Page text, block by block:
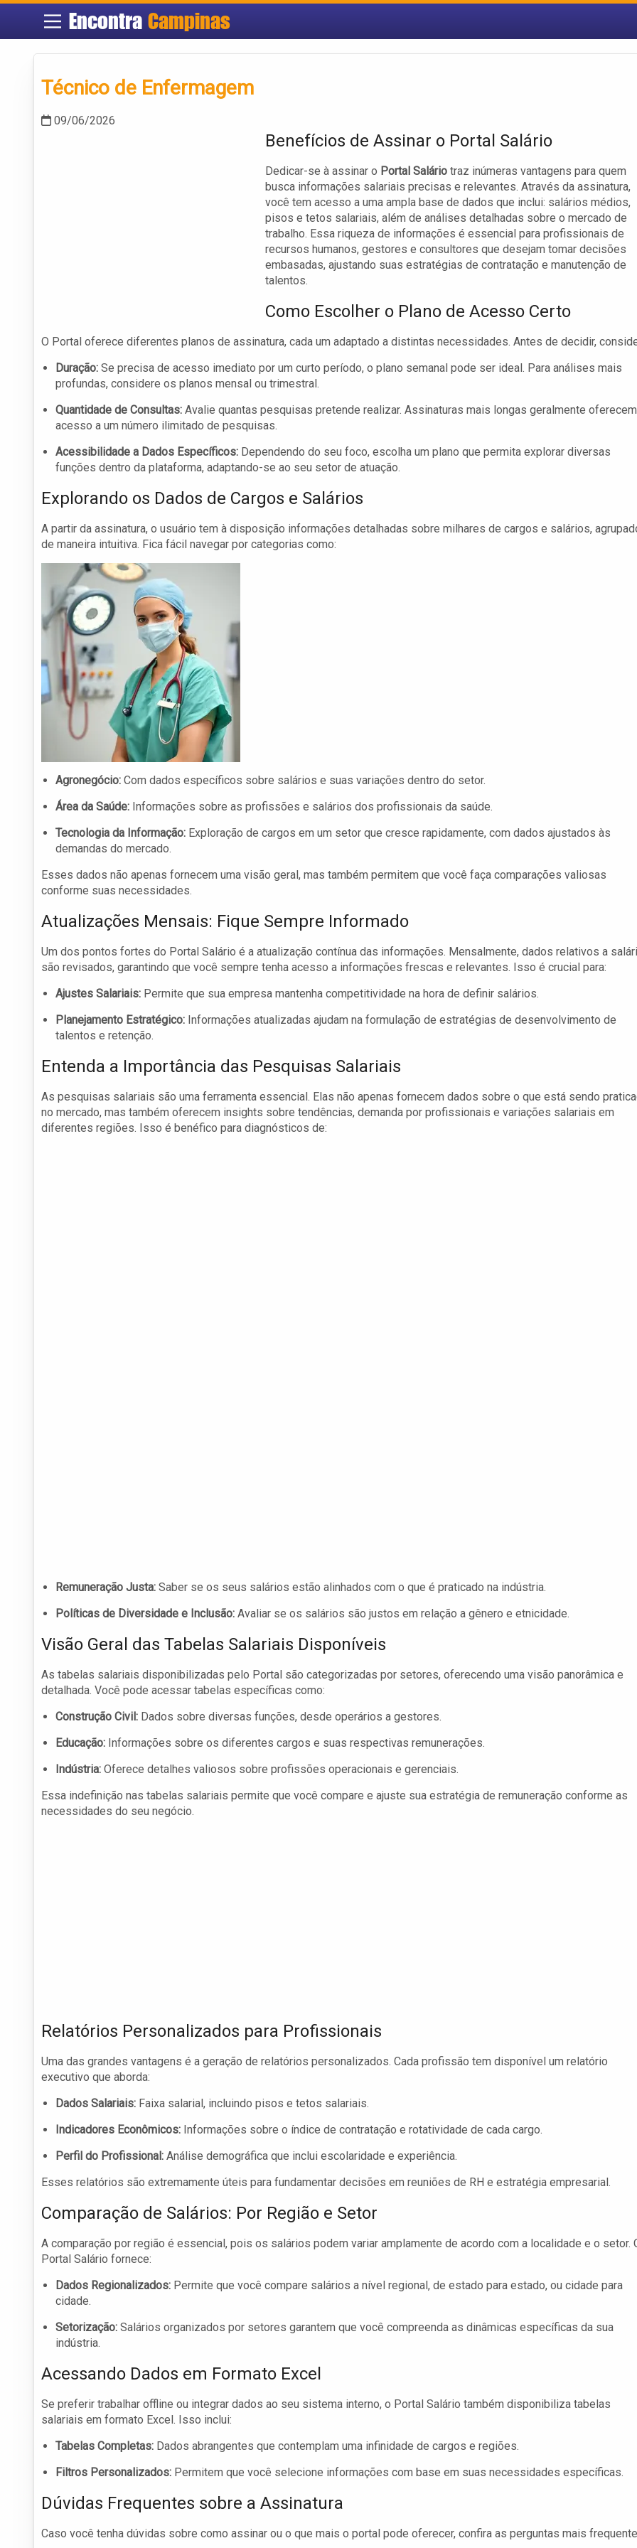
EncontraCampinas
Técnico de Enfermagem
09/06/2026
Benefícios de Assinar o Portal Salário
Dedicar-se à assinar o Portal Salário traz inúmeras vantagens para quem
busca informações salariais precisas e relevantes. Através da assinatura,
você tem acesso a uma ampla base de dados que inclui: salários médios,
pisos e tetos salariais, além de análises detalhadas sobre o mercado de
trabalho. Essa riqueza de informações é essencial para profissionais de
recursos humanos, gestores e consultores que desejam tomar decisões
embasadas, ajustando suas estratégias de contratação e manutenção de
talentos.
Como Escolher o Plano de Acesso Certo
O Portal oferece diferentes planos de assinatura, cada um adaptado a distintas necessidades. Antes de decidir,
Duração: Se precisa de acesso imediato por um curto período, o plano semanal pode ser ideal. Para análises mais
profundas, considere os planos mensal ou trimestral.
Quantidade de Consultas: Avalie quantas pesquisas pretende realizar. Assinaturas mais longas geralmente oferecem
acesso a um número ilimitado de pesquisas.
Acessibilidade a Dados Específicos: Dependendo do seu foco, escolha um plano que permita explorar diversas
funções dentro da plataforma, adaptando-se ao seu setor de atuação.
Explorando os Dados de Cargos e Salários
A partir da assinatura, o usuário tem à disposição informações detalhadas sobre milhares de cargos e salários,
de maneira intuitiva. Fica fácil navegar por categorias como:
Agronegócio: Com dados específicos sobre salários e suas variações dentro do setor.
Área da Saúde: Informações sobre as profissões e salários dos profissionais da saúde.
Tecnologia da Informação: Exploração de cargos em um setor que cresce rapidamente, com dados ajustados às
demandas do mercado.
Esses dados não apenas fornecem uma visão geral, mas também permitem que você faça comparações valiosas
conforme suas necessidades.
Atualizações Mensais: Fique Sempre Informado
Um dos pontos fortes do Portal Salário é a atualização contínua das informações. Mensalmente, dados relativos a
são revisados, garantindo que você sempre tenha acesso a informações frescas e relevantes. Isso é crucial para:
Ajustes Salariais: Permite que sua empresa mantenha competitividade na hora de definir salários.
Planejamento Estratégico: Informações atualizadas ajudam na formulação de estratégias de desenvolvimento de
talentos e retenção.
Entenda a Importância das Pesquisas Salariais
As pesquisas salariais são uma ferramenta essencial. Elas não apenas fornecem dados sobre o que está sendo
no mercado, mas também oferecem insights sobre tendências, demanda por profissionais e variações salariais em
diferentes regiões. Isso é benéfico para diagnósticos de:
Remuneração Justa: Saber se os seus salários estão alinhados com o que é praticado na indústria.
Políticas de Diversidade e Inclusão: Avaliar se os salários são justos em relação a gênero e etnicidade.
Visão Geral das Tabelas Salariais Disponíveis
As tabelas salariais disponibilizadas pelo Portal são categorizadas por setores, oferecendo uma visão panorâmica e
detalhada. Você pode acessar tabelas específicas como:
Construção Civil: Dados sobre diversas funções, desde operários a gestores.
Educação: Informações sobre os diferentes cargos e suas respectivas remunerações.
Indústria: Oferece detalhes valiosos sobre profissões operacionais e gerenciais.
Essa indefinição nas tabelas salariais permite que você compare e ajuste sua estratégia de remuneração conforme as
necessidades do seu negócio.
Relatórios Personalizados para Profissionais
Uma das grandes vantagens é a geração de relatórios personalizados. Cada profissão tem disponível um relatório
executivo que aborda:
Dados Salariais: Faixa salarial, incluindo pisos e tetos salariais.
Indicadores Econômicos: Informações sobre o índice de contratação e rotatividade de cada cargo.
Perfil do Profissional: Análise demográfica que inclui escolaridade e experiência.
Esses relatórios são extremamente úteis para fundamentar decisões em reuniões de RH e estratégia empresarial.
Comparação de Salários: Por Região e Setor
A comparação por região é essencial, pois os salários podem variar amplamente de acordo com a localidade e o setor.
Portal Salário fornece:
Dados Regionalizados: Permite que você compare salários a nível regional, de estado para estado, ou cidade para
cidade.
Setorização: Salários organizados por setores garantem que você compreenda as dinâmicas específicas da sua
indústria.
Acessando Dados em Formato Excel
Se preferir trabalhar offline ou integrar dados ao seu sistema interno, o Portal Salário também disponibiliza tabelas
salariais em formato Excel. Isso inclui:
Tabelas Completas: Dados abrangentes que contemplam uma infinidade de cargos e regiões.
Filtros Personalizados: Permitem que você selecione informações com base em suas necessidades específicas.
Dúvidas Frequentes sobre a Assinatura
Caso você tenha dúvidas sobre como assinar ou o que mais o portal pode oferecer, confira as perguntas mais